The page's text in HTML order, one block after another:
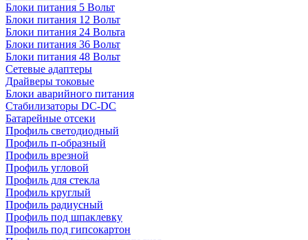
Блоки питания 5 Вольт
Блоки питания 12 Вольт
Блоки питания 24 Вольта
Блоки питания 36 Вольт
Блоки питания 48 Вольт
Сетевые адаптеры
Драйверы токовые
Блоки аварийного питания
Стабилизаторы DC-DC
Батарейные отсеки
Профиль светодиодный
Профиль п-образный
Профиль врезной
Профиль угловой
Профиль для стекла
Профиль круглый
Профиль радиусный
Профиль под шпаклевку
Профиль под гипсокартон